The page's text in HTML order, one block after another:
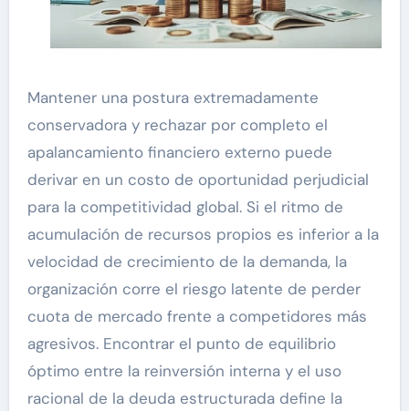
Mantener una postura extremadamente
conservadora y rechazar por completo el
apalancamiento financiero externo puede
derivar en un costo de oportunidad perjudicial
para la competitividad global. Si el ritmo de
acumulación de recursos propios es inferior a la
velocidad de crecimiento de la demanda, la
organización corre el riesgo latente de perder
cuota de mercado frente a competidores más
agresivos. Encontrar el punto de equilibrio
óptimo entre la reinversión interna y el uso
racional de la deuda estructurada define la